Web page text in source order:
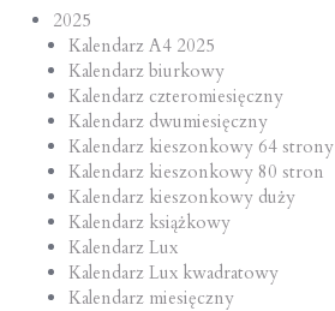
2025
Kalendarz A4 2025
Kalendarz biurkowy
Kalendarz czteromiesięczny
Kalendarz dwumiesięczny
Kalendarz kieszonkowy 64 strony
Kalendarz kieszonkowy 80 stron
Kalendarz kieszonkowy duży
Kalendarz książkowy
Kalendarz Lux
Kalendarz Lux kwadratowy
Kalendarz miesięczny